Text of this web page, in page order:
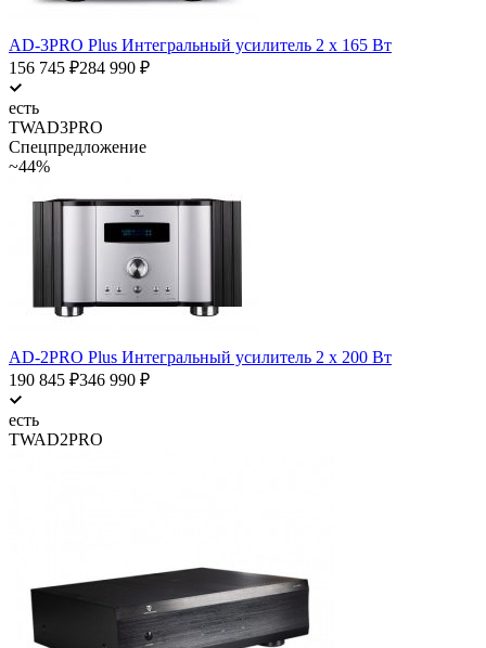
AD-3PRO Plus Интегральный усилитель 2 х 165 Вт
156 745 ₽284 990 ₽
есть
TWAD3PRO
Спецпредложение
~44%
AD-2PRO Plus Интегральный усилитель 2 х 200 Вт
190 845 ₽346 990 ₽
есть
TWAD2PRO